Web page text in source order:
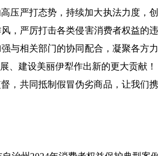
压严打态势，持续加大执法力度，
，严厉打击各类侵害消费者权益的
与相关部门的协同配合，凝聚各方
、建设美丽伊犁作出新的更大贡献！
，共同抵制假冒伪劣商品，让我们